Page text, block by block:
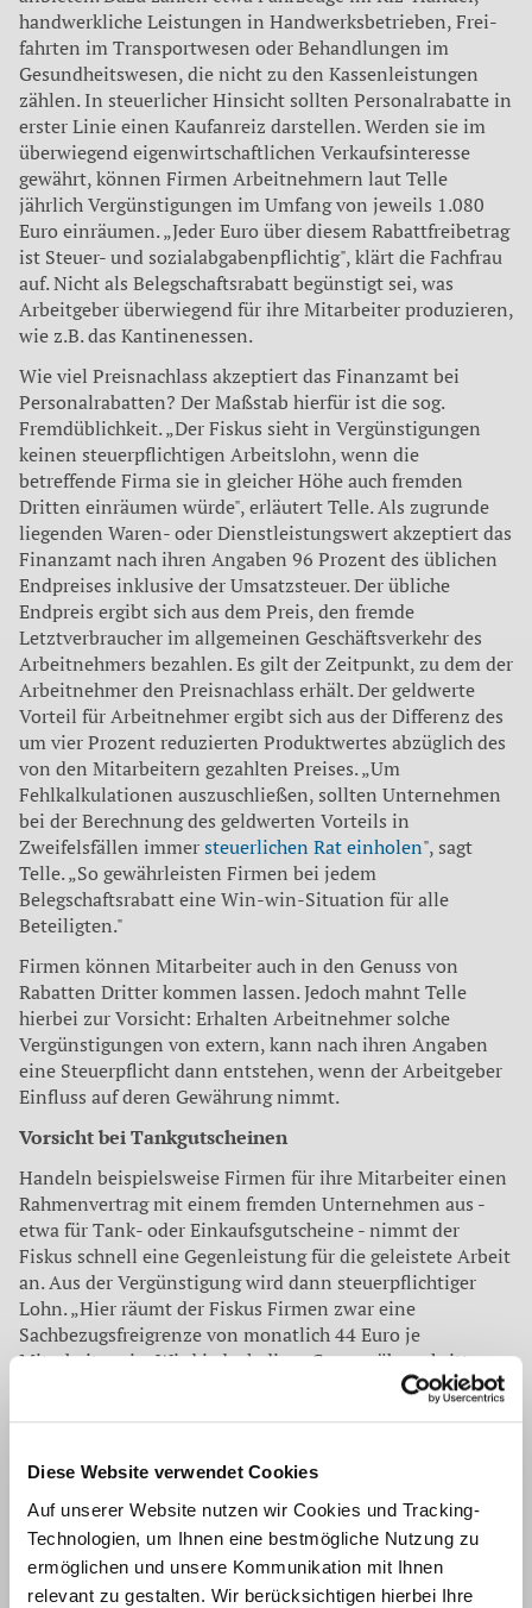
Diese Website verwendet Cookies
Auf unserer Website nutzen wir Cookies und Tracking-
Technologien, um Ihnen eine bestmögliche Nutzung zu
ermöglichen und unsere Kommunikation mit Ihnen
relevant zu gestalten. Wir berücksichtigen hierbei Ihre
handwerkliche Leistungen in Handwerksbetrieben, Frei­
fahrten im Transportwesen oder Behand­lungen im
Gesundheitswesen, die nicht zu den Kassenleistungen
zählen. In steu­erlicher Hinsicht sollten Personalrabatte in
erster Linie einen Kaufanreiz darstellen. Werden sie im
überwiegend eigenwirt­schaftlichen Verkaufsinteresse
gewährt, können Firmen Arbeitnehmern laut Tel­le
jährlich Vergünstigungen im Umfang von jeweils 1.080
Euro einräumen. „Jeder Euro über diesem Rabattfreibetrag
ist Steuer- und sozialabgabenpflichtig", klärt die Fachfrau
auf. Nicht als Belegschafts­rabatt begünstigt sei, was
Arbeitgeber überwiegend für ihre Mitarbeiter produ­zieren,
wie z.B. das Kantinenessen.
Wie viel Preisnachlass akzeptiert das Finanz­amt bei
Personalrabatten? Der Maßstab hierfür ist die sog.
Fremdüblichkeit. „Der Fiskus sieht in Vergünstigungen
keinen steuerpflichtigen Arbeitslohn, wenn die
betreffende Firma sie in gleicher Höhe auch fremden
Dritten einräumen würde", erläutert Telle. Als zugrunde
liegenden Waren- oder Dienstleistungswert akzeptiert das
Finanzamt nach ihren Angaben 96 Prozent des üblichen
Endpreises inklusive der Umsatzsteuer. Der übliche
Endpreis ergibt sich aus dem Preis, den fremde
Letztverbraucher im allgemeinen Geschäftsverkehr des
Arbeitnehmers bezahlen. Es gilt der Zeitpunkt, zu dem der
Arbeitnehmer den Preisnachlass erhält. Der geldwerte
Vorteil für Arbeitnehmer ergibt sich aus der Differenz des
um vier Prozent reduzierten Produktwertes abzüglich des
von den Mitarbeitern gezahlten Preises. „Um
Fehlkalkulationen auszuschließen, sollten Unternehmen
bei der Berechnung des geldwerten Vorteils in
Zweifelsfällen immersteuerlichen Rat einholen", sagt
Telle. „So gewährleisten Firmen bei jedem
Belegschaftsrabatt eine Win-win-Situation für alle
Beteiligten."
Firmen können Mitarbeiter auch in den Genuss von
Rabatten Dritter kom­men lassen. Jedoch mahnt Telle
hierbei zur Vorsicht: Erhalten Arbeitnehmer sol­che
Vergünstigungen von extern, kann nach ihren Angaben
eine Steuerpflicht dann entstehen, wenn der Arbeitgeber
Einfluss auf deren Gewährung nimmt.
Vorsicht bei Tankgutscheinen
Handeln beispielsweise Firmen für ihre Mitarbeiter einen
Rahmenvertrag mit einem fremden Unternehmen aus -
etwa für Tank- oder Einkaufsgutscheine - nimmt der
Fiskus schnell eine Gegenleistung für die geleistete Arbeit
an. Aus der Vergünstigung wird dann steuerpflichtiger
Lohn. „Hier räumt der Fiskus Firmen zwar eine
Sachbezugsfreigrenze von monatlich 44 Euro je
Mitarbeiter ein. Wird jedoch diese Grenze überschritten,
sozialabgabenpflichtig", sagt Telle. Für die Anwendung
arbeitsvertraglicher Grundlage sicherstellen, dass
der Zahlung durch den Arbeitnehmer und einer
nachfolgenden Erstattung durch den Arbeitgeber könne
indes der Steuervorteil verlorengehen.